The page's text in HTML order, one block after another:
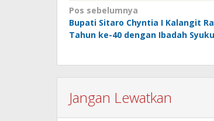
Navigasi
pos
Pos sebelumnya
Bupati Sitaro Chyntia I Kalangit
Tahun ke-40 dengan Ibadah
Jangan Lewatkan